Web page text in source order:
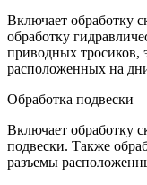
Включает обработку
обработку
приводных тросиков,
расположенных на
Обработка подвески
Включает обработку
подвески. Также
разъемы